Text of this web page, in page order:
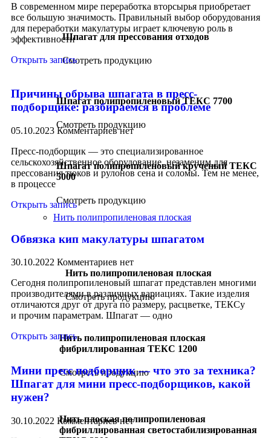
Шпагат для прессования отходов
Смотреть продукцию
Шпагат полипропиленовый ТЕКС 7700
Смотреть продукцию
Шпагат полипропиленовый крученый ТЕКС
5000
Смотреть продукцию
Нить полипропиленовая плоская
Нить полипропиленовая плоская
Смотреть продукцию
Нить полипропиленовая плоская
фибриллированная ТЕКС 1200
Смотреть продукцию
Нить плоская полипропиленовая
фибриллированная светостабилизированная
В современном мире переработка вторсырья приобретает
все большую значимость. Правильный выбор оборудования
для переработки макулатуры играет ключевую роль в
эффективности
Открыть запись
Причины обрыва шпагата в пресс-
подборщике: разбираемся в проблеме
05.10.2023 Комментариев нет
Пресс-подборщик — это специализированное
сельскохозяйственное оборудование, незаменим для
прессования тюков и рулонов сена и соломы. Тем не менее,
в процессе
Открыть запись
Обвязка кип макулатуры шпагатом
30.10.2022 Комментариев нет
Сегодня полипропиленовый шпагат представлен многими
производителями в различных вариациях. Такие изделия
отличаются друг от друга по размеру, расцветке, ТЕКСу
и прочим параметрам. Шпагат — одно
Открыть запись
Мини пресс подборщик — что это за техника?
Шпагат для мини пресс-подборщиков, какой
нужен?
30.10.2022 Комментариев нет